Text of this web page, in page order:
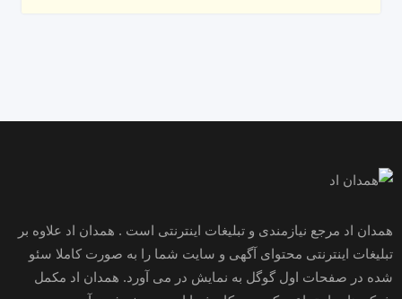
همدان اد مرجع نیازمندی و تبلیغات اینترنتی است . همدان اد علاوه بر
تبلیغات اینترنتی محتوای آگهی و سایت شما را به صورت کاملا سئو
شده در صفحات اول گوگل به نمایش در می آورد. همدان اد مکمل